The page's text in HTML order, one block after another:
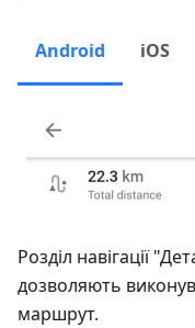
Android iOS
Розділ навігації
дозволяють
маршрут.